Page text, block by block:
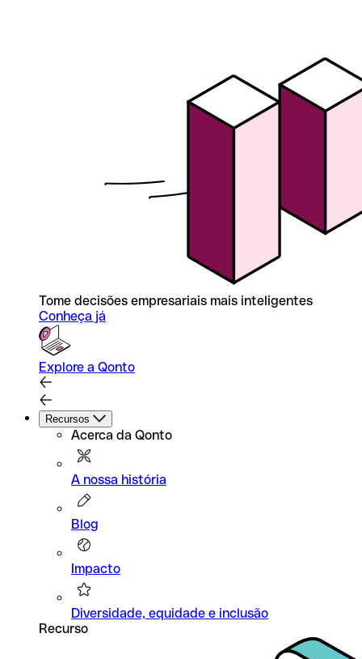
Tome decisões empresariais mais inteligentes
Conheça já
Explore a Qonto
Recursos
Acerca da Qonto
A nossa história
Blog
Impacto
Diversidade, equidade e inclusão
Recurso